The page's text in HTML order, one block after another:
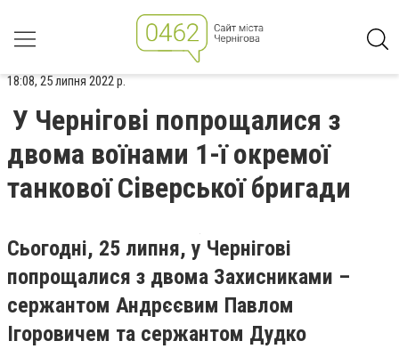
18:08, 25 липня 2022 р.
У Чернігові попрощалися з
двома воїнами 1-ї окремої
танкової Сіверської бригади
Сьогодні, 25 липня, у Чернігові
попрощалися з двома Захисниками –
сержантом Андрєєвим Павлом
Ігоровичем та сержантом Дудко